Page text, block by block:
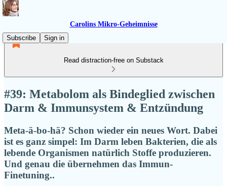
Carolins Mikro-Geheimnisse
Subscribe
Sign in
Read distraction-free on Substack
#39: Metabolom als Bindeglied zwischen
Darm & Immunsystem & Entzündung
Meta-ä-bo-hä? Schon wieder ein neues Wort. Dabei
ist es ganz simpel: Im Darm leben Bakterien, die als
lebende Organismen natürlich Stoffe produzieren.
Und genau die übernehmen das Immun-
Finetuning..